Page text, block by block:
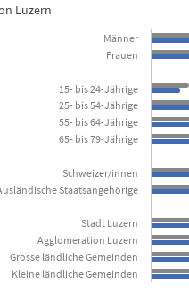
series.
Bevölkerungsgruppen
displaying categories.
displaying in Prozent . Data
Luzern
Kleine ländliche Gemeinden
Grosse ländliche Gemeinden
Agglomeration Luzern
Stadt Luzern
Staatsangehörige
Schweizer/innen
65- bis 79-Jährige
55- bis 64-Jährige
25- bis 54-Jährige
15- bis 24-Jährige
Frauen
Männer